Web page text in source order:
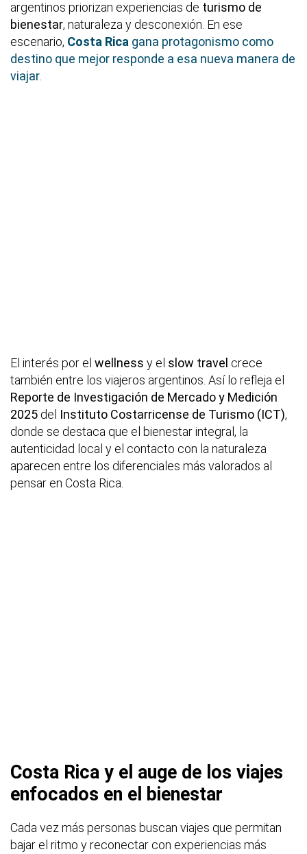
argentinos priorizan experiencias de turismo de
bienestar, naturaleza y desconexión. En ese
escenario, Costa Rica gana protagonismo como
destino que mejor responde a esa nueva manera de
viajar
El interés por el wellness y el slow travel crece
también entre los viajeros argentinos. Así lo refleja el
Reporte de Investigación de Mercado y Medición
2025 del Instituto Costarricense de Turismo (ICT),
donde se destaca que el bienestar integral, la
autenticidad local y el contacto con la naturaleza
aparecen entre los diferenciales más valorados al
pensar en Costa Rica.
Costa Rica y el auge de los viajes
enfocados en el bienestar
Cada vez más personas buscan viajes que permitan
bajar el ritmo y reconectar con experiencias más